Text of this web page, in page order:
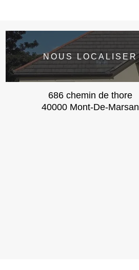
NOUS LOCALISER
686 chemin de thore
40000 Mont-De-Marsan